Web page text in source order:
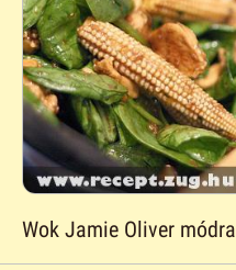
Wok Jamie Oliver módra